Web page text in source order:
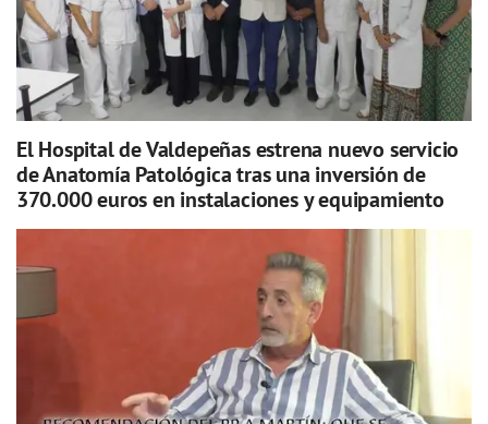
El Hospital de Valdepeñas estrena nuevo servicio
de Anatomía Patológica tras una inversión de
370.000 euros en instalaciones y equipamiento